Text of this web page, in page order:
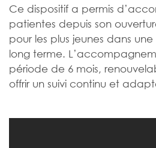
Ce dispositif a permis
patientes depuis son
pour les plus jeunes dans
long terme.
période de 6 mois,
offrir un suivi continu et